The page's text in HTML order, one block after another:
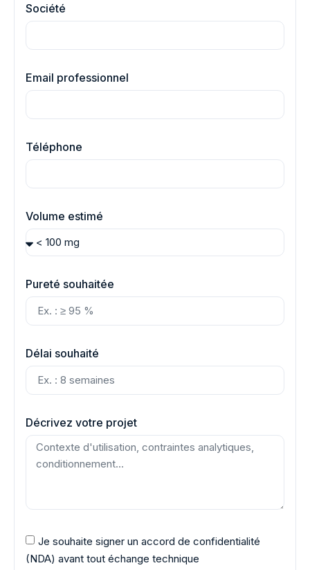
Société
Email professionnel
Téléphone
Volume estimé
Pureté souhaitée
Délai souhaité
Décrivez votre projet
Je souhaite signer un accord de confidentialité
(NDA) avant tout échange technique